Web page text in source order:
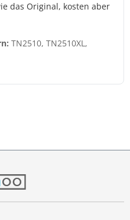
das Original, kosten aber
TN2510, TN2510XL,